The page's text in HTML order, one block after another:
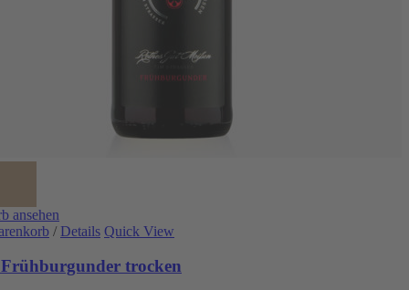
ansehen
/ Details Quick View
trocken